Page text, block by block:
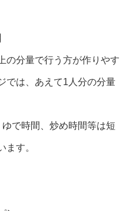
分量で行う方が作りやす
では、あえて1人分の分量
で時間、炒め時間等は短
ます。